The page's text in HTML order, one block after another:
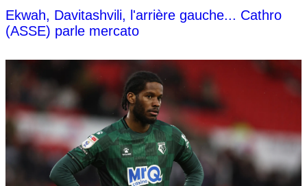
Ekwah, Davitashvili, l'arrière gauche... Cathro
(ASSE) parle mercato